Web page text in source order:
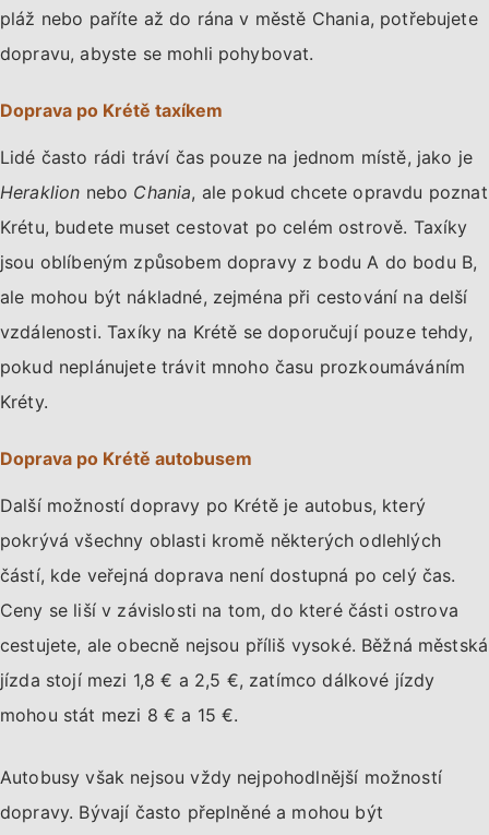
pláž nebo paříte až do rána v městě Chania, potřebujete
dopravu, abyste se mohli pohybovat.
Doprava po Krétě taxíkem
Lidé často rádi tráví čas pouze na jednom místě, jako je
Heraklion nebo Chania, ale pokud chcete opravdu poznat
Krétu, budete muset cestovat po celém ostrově. Taxíky
jsou oblíbeným způsobem dopravy z bodu A do bodu B,
ale mohou být nákladné, zejména při cestování na delší
vzdálenosti. Taxíky na Krétě se doporučují pouze tehdy,
pokud neplánujete trávit mnoho času prozkoumáváním
Kréty.
Doprava po Krétě autobusem
Další možností dopravy po Krétě je autobus, který
pokrývá všechny oblasti kromě některých odlehlých
částí, kde veřejná doprava není dostupná po celý čas.
Ceny se liší v závislosti na tom, do které části ostrova
cestujete, ale obecně nejsou příliš vysoké. Běžná městská
jízda stojí mezi 1,8 € a 2,5 €, zatímco dálkové jízdy
mohou stát mezi 8 € a 15 €.
Autobusy však nejsou vždy nejpohodlnější možností
dopravy. Bývají často přeplněné a mohou být